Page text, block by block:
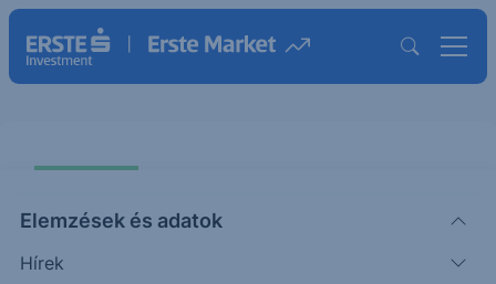
Elemzések és adatok
Hírek